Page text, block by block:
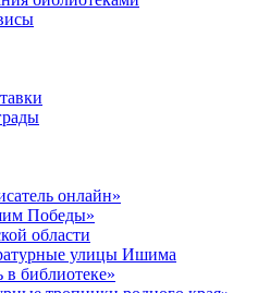
онлайн»
Победы»
области
улицы Ишима
в библиотеке»